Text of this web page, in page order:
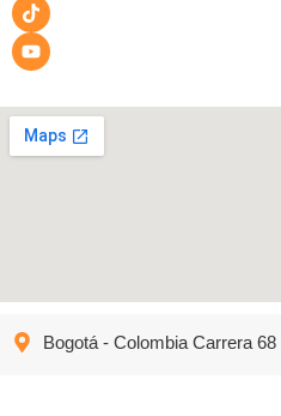
Bogotá - Colombia Carrera